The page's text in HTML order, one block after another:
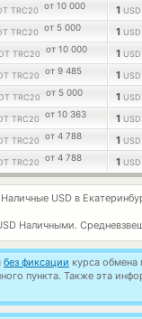
TRC20 от 10 000 1
TRC20 от 5 000 1
TRC20 от 10 000 1
TRC20 от 9 485 1
TRC20 от 5 000 1
TRC20 от 10 363 1
TRC20 от 4 788 1
TRC20 от 4 788 1
Наличные USD в
Наличными.
без фиксации курса обмена
пункта. Также эта